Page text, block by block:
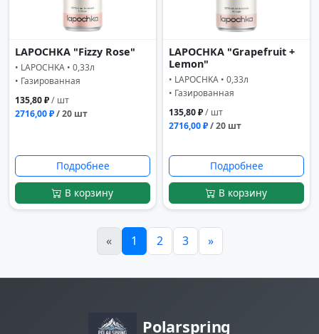
LAPOCHKA "Fizzy Rose"
• LAPOCHKA • 0,33л
• Газированная
135,80 ₽/ шт
2716,00 ₽/ 20 шт
Подробнее
В корзину
LAPOCHKA "Grapefruit +
Lemon"
• LAPOCHKA • 0,33л
• Газированная
135,80 ₽/ шт
2716,00 ₽/ 20 шт
Подробнее
В корзину
« 1 2 3 »
Polarspring